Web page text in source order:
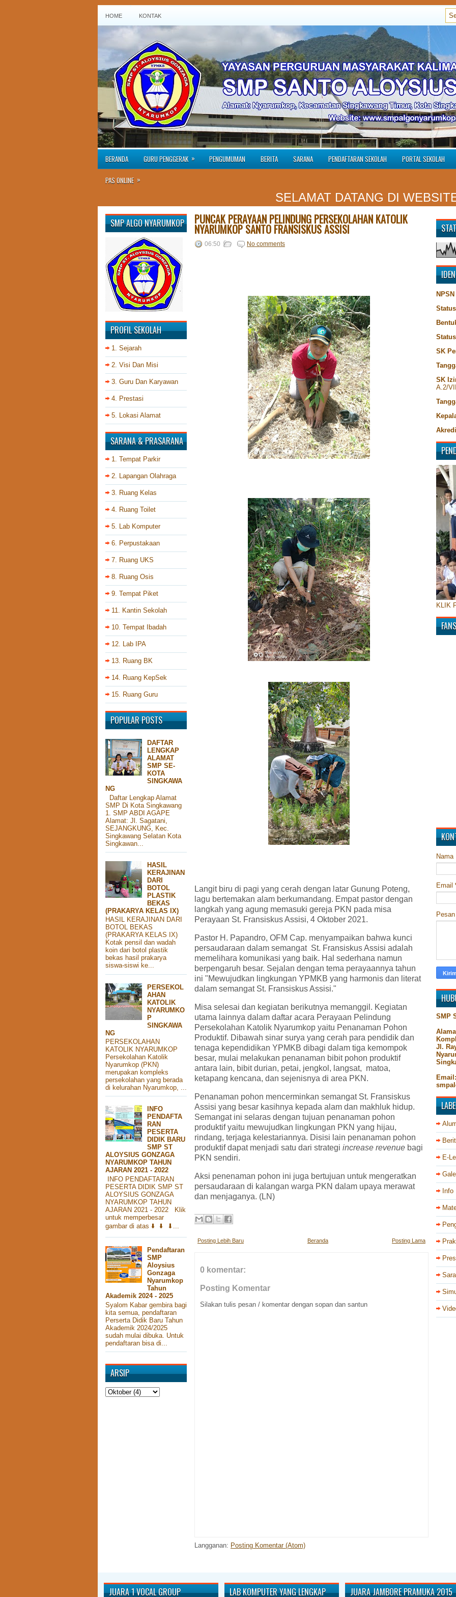
HOME KONTAK
BERANDA GURU PENGGERAK » PENGUMUMAN BERITA SARANA PENDAFTARAN SEKOLAH PORTAL SEKOLAH
PAS ONLINE »
SELAMAT DATANG DI WEBSITE
SMP ALGO NYARUMKOP
PROFIL SEKOLAH
1. Sejarah
2. Visi Dan Misi
3. Guru Dan Karyawan
4. Prestasi
5. Lokasi Alamat
SARANA & PRASARANA
1. Tempat Parkir
2. Lapangan Olahraga
3. Ruang Kelas
4. Ruang Toilet
5. Lab Komputer
6. Perpustakaan
7. Ruang UKS
8. Ruang Osis
9. Tempat Piket
11. Kantin Sekolah
10. Tempat Ibadah
12. Lab IPA
13. Ruang BK
14. Ruang KepSek
15. Ruang Guru
POPULAR POSTS
DAFTAR
LENGKAP
ALAMAT
SMP SE-
KOTA
SINGKAWA
NG
Daftar Lengkap Alamat
SMP Di Kota Singkawang
1. SMP ABDI AGAPE
Alamat: Jl. Sagatani,
SEJANGKUNG, Kec.
Singkawang Selatan Kota
Singkawan...
HASIL
KERAJINAN
DARI
BOTOL
PLASTIK
BEKAS
(PRAKARYA KELAS IX)
HASIL KERAJINAN DARI
BOTOL BEKAS
(PRAKARYA KELAS IX)
Kotak pensil dan wadah
koin dari botol plastik
bekas hasil prakarya
siswa-siswi ke...
PERSEKOL
AHAN
KATOLIK
NYARUMKO
P
SINGKAWA
NG
PERSEKOLAHAN
KATOLIK NYARUMKOP
Persekolahan Katolik
Nyarumkop (PKN)
merupakan kompleks
persekolahan yang berada
di kelurahan Nyarumkop, ...
INFO
PENDAFTA
RAN
PESERTA
DIDIK BARU
SMP ST
ALOYSIUS GONZAGA
NYARUMKOP TAHUN
AJARAN 2021 - 2022
INFO PENDAFTARAN
PESERTA DIDIK SMP ST
ALOYSIUS GONZAGA
NYARUMKOP TAHUN
AJARAN 2021 - 2022 Klik
untuk memperbesar
gambar di atas ⬇️ ⬇️ ⬇...
Pendaftaran
SMP
Aloysius
Gonzaga
Nyarumkop
Tahun
Akademik 2024 - 2025
Syalom Kabar gembira bagi
kita semua, pendaftaran
Perserta Didik Baru Tahun
Akademik 2024/2025
sudah mulai dibuka. Untuk
pendaftaran bisa di...
ARSIP
PUNCAK PERAYAAN PELINDUNG PERSEKOLAHAN KATOLIK
NYARUMKOP SANTO FRANSISKUS ASSISI
06:50 No comments
Langit biru di pagi yang cerah dengan latar Gunung Poteng,
lagu bertemakan alam berkumandang. Empat pastor dengan
langkah yang agung memasuki gereja PKN pada misa
Perayaan St. Fransiskus Assisi, 4 Oktober 2021.
Pastor H. Papandro, OFM Cap. menyampaikan bahwa kunci
persaudaraan dalam semangat St. Fransiskus Assisi adalah
memelihara komunikasi yang baik. Hal sederhana namun
berpengaruh besar. Sejalan dengan tema perayaannya tahun
ini "Mewujudkan lingkungan YPMKB yang harmonis dan literat
dalam semangat St. Fransiskus Assisi."
Misa selesai dan kegiatan berikutnya memanggil. Kegiatan
utama lainnya dalam daftar acara Perayaan Pelindung
Persekolahan Katolik Nyarumkop yaitu Penanaman Pohon
Produktif. Dibawah sinar surya yang cerah para pendidik dan
tenaga kependidikan YPMKB dibagi dalam tiga kemompok
besar, mulai melakukan penanaman bibit pohon produktif
antara lain, bibit durian, petai, jengkol, langsat, matoa,
ketapang kencana, dan sejenisnya di area PKN.
Penanaman pohon mencerminkan semangat St. Fransiskus
Assisi yang besar kasihnya kepada alam dan makhluk hidup.
Semangat ini selaras dengan tujuan penanaman pohon
produktif yaitu mewujudkan lingkungan PKN yang hijau,
rindang, terjaga kelestariannya. Disisi lain penanaman pohon
produktif dapat menjadi satu dari strategi increase revenue bagi
PKN sendiri.
Aksi penenaman pohon ini juga bertujuan untuk mengeratkan
persaudaraan di kalangan warga PKN dalam upaya merawat
dan menjaganya. (LN)
Posting Lebih Baru Posting Lama
Beranda
0 komentar:
Posting Komentar
Silakan tulis pesan / komentar dengan sopan dan santun
Langganan: Posting Komentar (Atom)
NPSN
SK
SK
A.2/
KLIK
Nama
Email
Pesan
SMP
Jl.
Email:
E-
Info
JUARA 1 VOCAL GROUP LAB KOMPUTER YANG LENGKAP JUARA JAMBORE PRAMUKA 2015